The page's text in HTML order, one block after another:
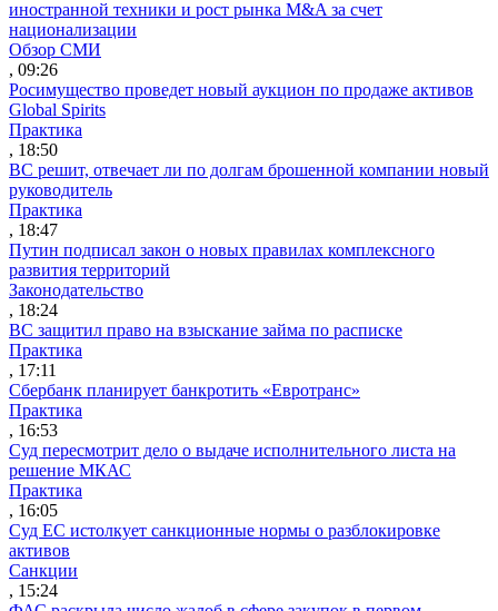
иностранной техники и рост рынка M&A за счет
национализации
Обзор СМИ
, 09:26
Росимущество проведет новый аукцион по продаже активов
Global Spirits
Практика
, 18:50
ВС решит, отвечает ли по долгам брошенной компании новый
руководитель
Практика
, 18:47
Путин подписал закон о новых правилах комплексного
развития территорий
Законодательство
, 18:24
ВС защитил право на взыскание займа по расписке
Практика
, 17:11
Сбербанк планирует банкротить «Евротранс»
Практика
, 16:53
Суд пересмотрит дело о выдаче исполнительного листа на
решение МКАС
Практика
, 16:05
Суд ЕС истолкует санкционные нормы о разблокировке
активов
Санкции
, 15:24